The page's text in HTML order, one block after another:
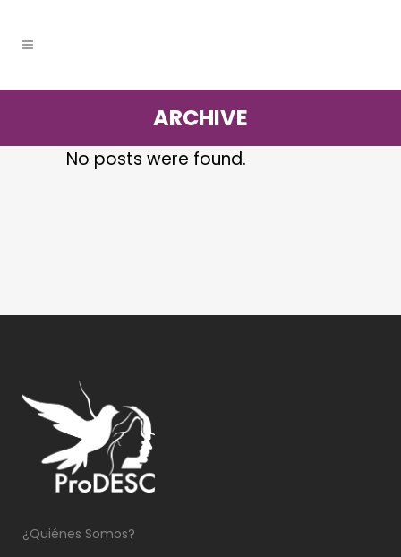
ARCHIVE
No posts were found.
¿Quiénes Somos?